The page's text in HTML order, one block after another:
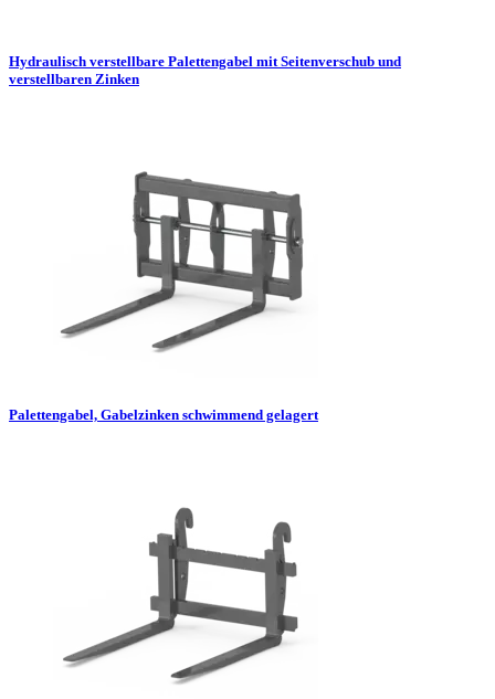
Hydraulisch verstellbare Palettengabel mit Seitenverschub und
verstellbaren Zinken
Palettengabel, Gabelzinken schwimmend gelagert